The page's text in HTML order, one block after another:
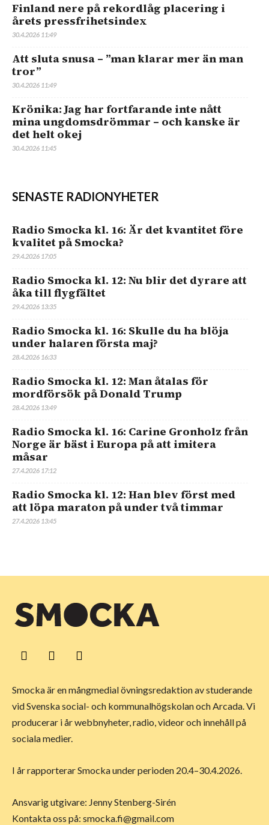
Finland nere på rekordlåg placering i
årets pressfrihetsindex
30.4.2026 11:49
Att sluta snusa – ”man klarar mer än man
tror”
30.4.2026 11:49
Krönika: Jag har fortfarande inte nått
mina ungdomsdrömmar – och kanske är
det helt okej
30.4.2026 11:45
SENASTE RADIONYHETER
Radio Smocka kl. 16: Är det kvantitet före
kvalitet på Smocka?
29.4.2026 17:05
Radio Smocka kl. 12: Nu blir det dyrare att
åka till flygfältet
29.4.2026 13:35
Radio Smocka kl. 16: Skulle du ha blöja
under halaren första maj?
28.4.2026 16:33
Radio Smocka kl. 12: Man åtalas för
mordförsök på Donald Trump
28.4.2026 13:49
Radio Smocka kl. 16: Carine Gronholz från
Norge är bäst i Europa på att imitera
måsar
27.4.2026 17:12
Radio Smocka kl. 12: Han blev först med
att löpa maraton på under två timmar
27.4.2026 13:45
Smocka är en mångmedial övningsredaktion av studerande
vid Svenska social- och kommunalhögskolan och Arcada. Vi
producerar i år webbnyheter, radio, videor och innehåll på
sociala medier.
I år rapporterar Smocka under perioden 20.4–30.4.2026.
Ansvarig utgivare: Jenny Stenberg-Sirén
Kontakta oss på: smocka.fi@gmail.com